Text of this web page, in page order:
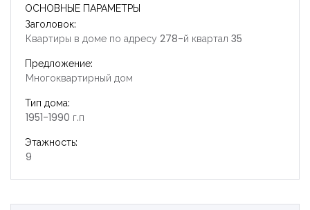
ОСНОВНЫЕ ПАРАМЕТРЫ
Заголовок:
Квартиры в доме по адресу 278-й квартал 35
Предложение:
Многоквартирный дом
Тип дома:
1951-1990 г.п
Этажность:
9